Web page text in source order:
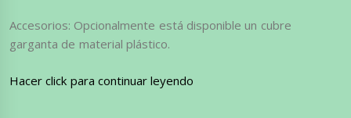
Accesorios: Opcionalmente está disponible un cubre
garganta de material plástico.
Hacer click para continuar leyendo